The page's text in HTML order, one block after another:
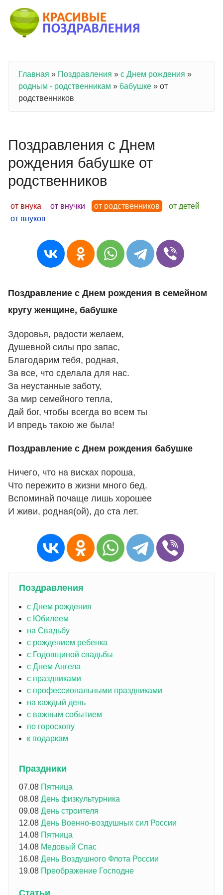
Вы здесь
Главная » Поздравления » с Днем рождения »
родным - родственникам » бабушке » от
родственников
Поздравления с Днем
рождения бабушке от
родственников
от внука от внучки от родственников
от детей
от внуков
Поздравление с Днем рождения в семейном
кругу женщине, бабушке
Здоровья, радости желаем,
Душевной силы про запас,
Благодарим тебя, родная,
За все, что сделала для нас.
За неустанные заботу,
За мир семейного тепла,
Дай бог, чтобы всегда во всем ты
И впредь такою же была!
Поздравление с Днем рождения бабушке
Ничего, что на висках пороша,
Что пережито в жизни много бед.
Вспоминай почаще лишь хорошее
И живи, родная(ой), до ста лет.
Поздравления
с Днем рождения
с Юбилеем
на Свадьбу
с рождением ребенка
с Годовщиной свадьбы
с Днем Ангела
с праздниками
с профессиональными праздниками
на каждый день
с важным событием
по гороскопу
к подаркам
Праздники
07.08 Пятница
08.08 День физкультурника
09.08 День строителя
12.08 День Военно-воздушных сил России
14.08 Пятница
14.08 Медовый Спас
16.08 День Воздушного Флота России
19.08 Преображение Господне
Статьи